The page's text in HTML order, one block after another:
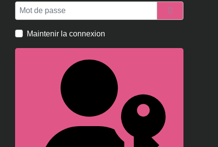
Mot de passe
Afficher le
Maintenir la connexion